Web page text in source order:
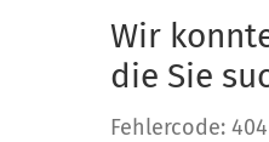
Wir
die Sie
Fehlercode: 404